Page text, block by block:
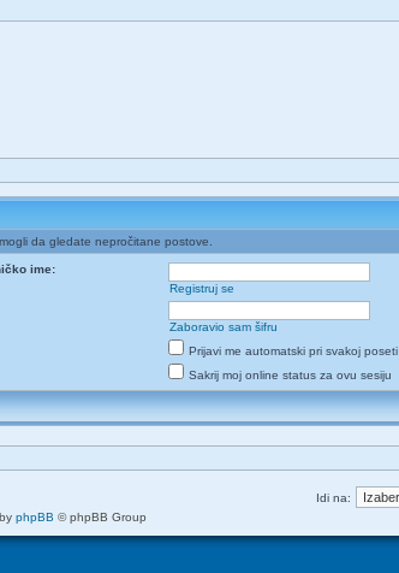
da gledate nepročitane postove.
ime:
Registruj se
Zaboravio sam šifru
Prijavi me automatski pri svakoj poseti
Sakrij moj online status za ovu sesiju
Idi na:
phpBB © phpBB Group